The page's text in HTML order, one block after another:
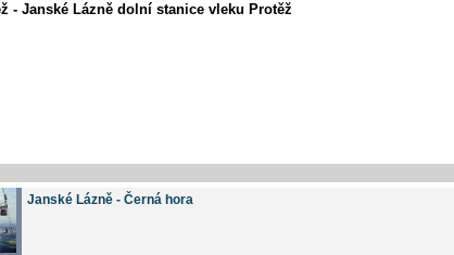
- Janské Lázně dolní stanice vleku Protěž
Janské Lázně - Černá hora